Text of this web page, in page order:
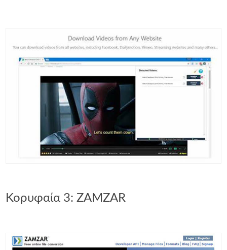
Κορυφαία 3: ZAMZAR